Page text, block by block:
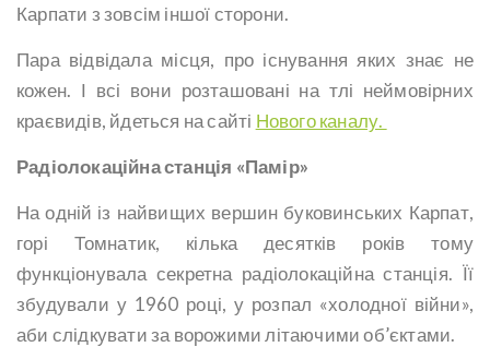
Карпати з зовсім іншої сторони.
Пара відвідала місця, про існування яких знає не
кожен. І всі вони розташовані на тлі неймовірних
краєвидів, йдеться на сайті Нового каналу.
Радіолокаційна станція «Памір»
На одній із найвищих вершин буковинських Карпат,
горі Томнатик, кілька десятків років тому
функціонувала секретна радіолокаційна станція. Її
збудували у 1960 році, у розпал «холодної війни»,
аби слідкувати за ворожими літаючими об’єктами.